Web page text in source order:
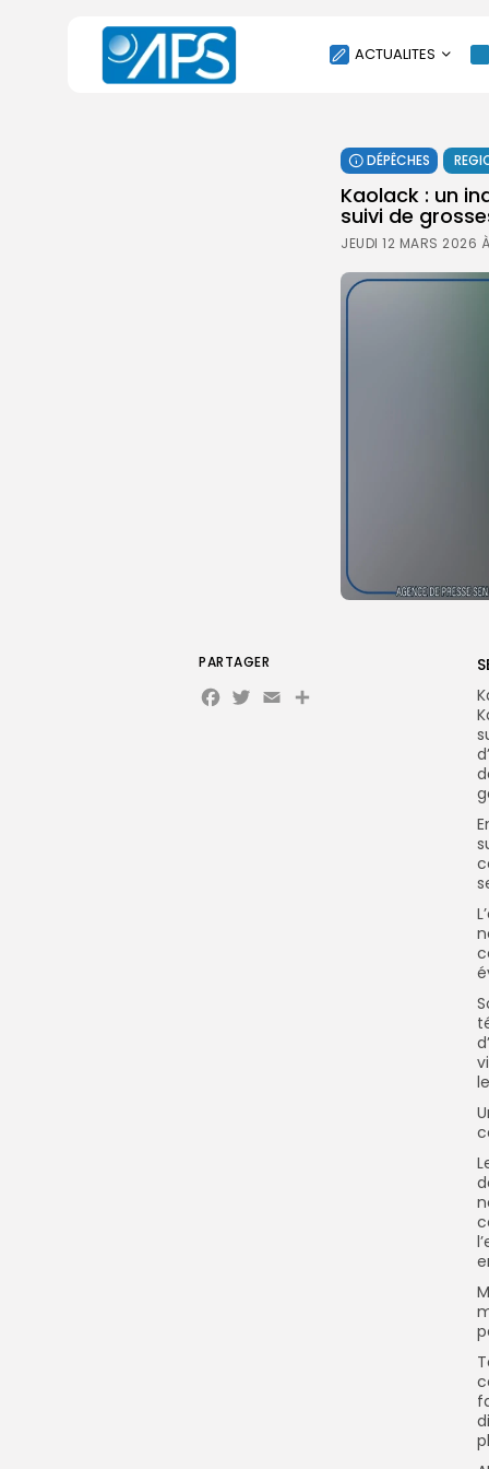
ACTUALITES
SOCIÉTÉ
ÉCONOMIE
CULTURE
ENVIRONNEMENT
DÉPÊCHES
Kaolack : un
suivi de
JEUDI 12 MARS 2026
PARTAGER
Facebook
Twitter
Email